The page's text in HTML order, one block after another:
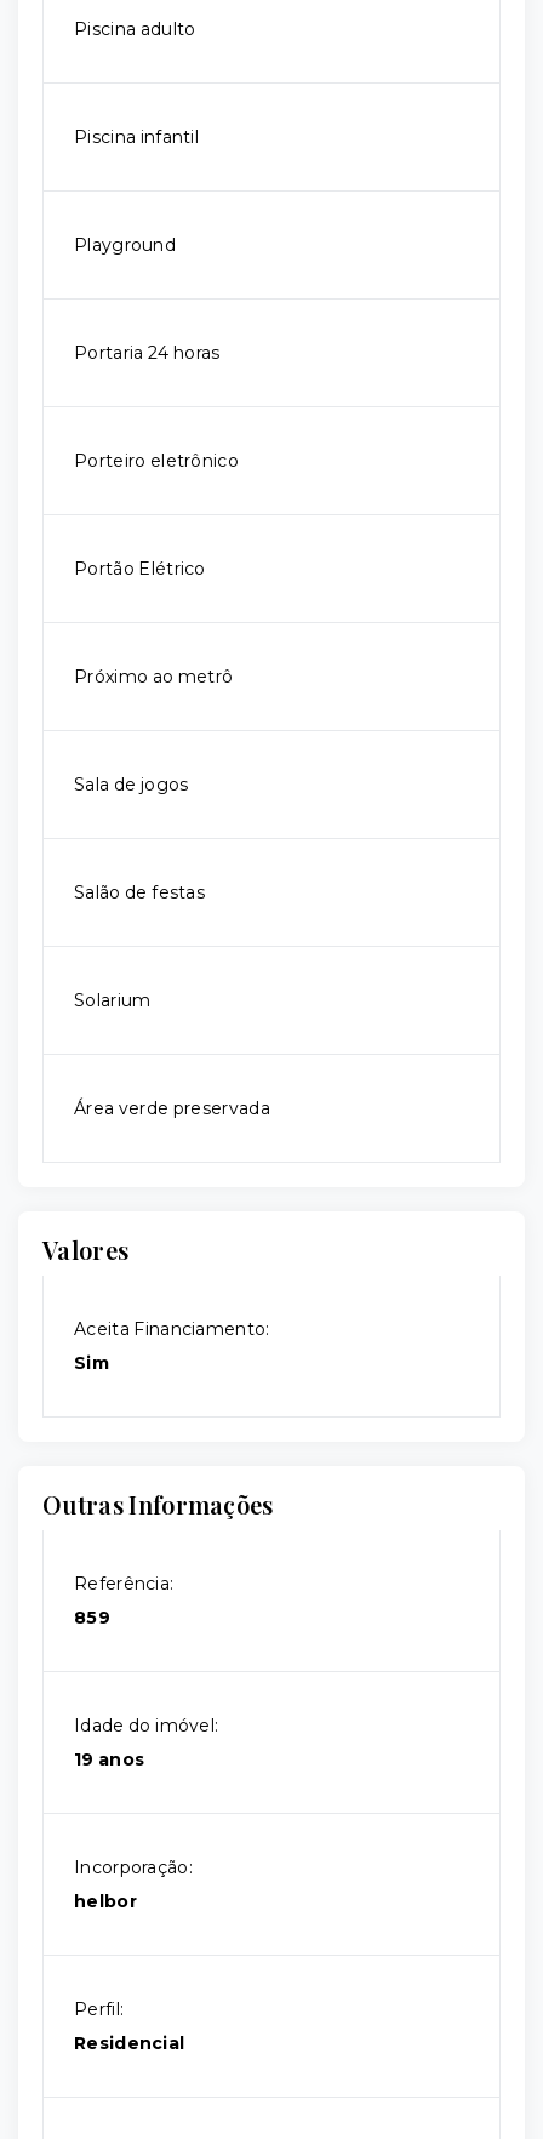
Piscina adulto
Piscina infantil
Playground
Portaria 24 horas
Porteiro eletrônico
Portão Elétrico
Próximo ao metrô
Sala de jogos
Salão de festas
Solarium
Área verde preservada
Valores
Aceita Financiamento:
Sim
Outras Informações
Referência:
859
Idade do imóvel:
19 anos
Incorporação:
helbor
Perfil:
Residencial